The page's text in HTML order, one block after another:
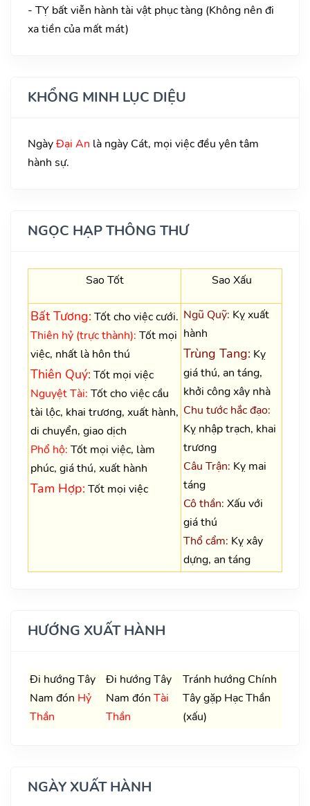
- TỴ bất viễn hành tài vật phục tàng (Không nên đi
xa tiền của mất mát)
KHỔNG MINH LỤC DIỆU
NgàyĐại An là ngày Cát, mọi việc đều yên tâm
hành sự.
NGỌC HẠP THÔNG THƯ
Sao Tốt Sao Xấu
Bất Tương: Tốt cho việc cưới.
Thiên hỷ (trực thành): Tốt mọi
việc, nhất là hôn thú
Thiên Quý: Tốt mọi việc
Nguyệt Tài: Tốt cho việc cầu
tài lộc, khai trương, xuất hành,
di chuyển, giao dịch
Phổ hộ: Tốt mọi việc, làm
phúc, giá thú, xuất hành
Tam Hợp: Tốt mọi việc
Ngũ Quỹ: Kỵ xuất
hành
Trùng Tang: Kỵ
giá thú, an táng,
khởi công xây nhà
Chu tước hắc đạo:
Kỵ nhập trạch, khai
trương
Câu Trận: Kỵ mai
táng
Cô thần: Xấu với
giá thú
Thổ cẩm: Kỵ xây
dựng, an táng
HƯỚNG XUẤT HÀNH
Đi hướng Tây
Nam đón Hỷ
Thần
Đi hướng Tây
Nam đón Tài
Thần
Tránh hướng Chính
Tây gặp Hạc Thần
(xấu)
NGÀY XUẤT HÀNH